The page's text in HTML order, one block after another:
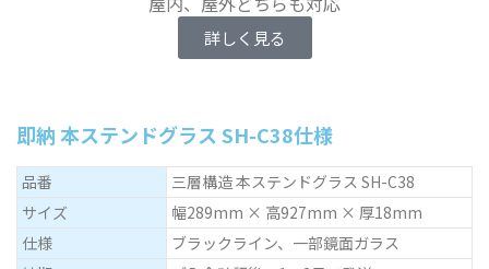
詳しく見る
即納 本ステンドグラス SH-C38仕様
品番
三層構造 本ステンドグラス SH-C38
サイズ
幅289mm × 高927mm × 厚18mm
仕様
ブラックライン、一部鏡面ガラス